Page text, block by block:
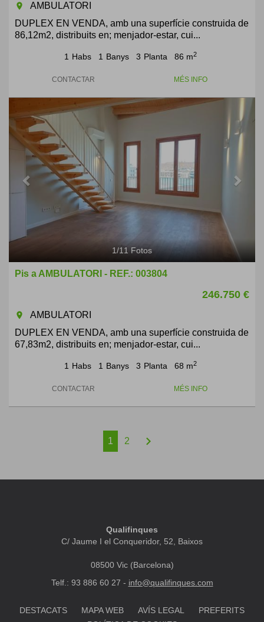
room
AMBULATORI
DUPLEX EN VENDA, amb una superfície construida de
86,12m2, distribuits en; menjador-estar, cui...
1 Habs 1 Banys 3 Planta 86 m2
CONTACTAR MÉS INFO
1/11 Fotos
Pis a AMBULATORI - REF.: 003804
246.750 €
room
AMBULATORI
DUPLEX EN VENDA, amb una superfície construida de
67,83m2, distribuits en; menjador-estar, cui...
1 Habs 1 Banys 3 Planta 68 m2
CONTACTAR MÉS INFO
1 2 chevron_right
Qualifinques
C/ Jaume I el Conqueridor, 52, Baixos
08500 Vic (Barcelona)
Telf.: 93 886 60 27 - info@qualifinques.com
DESTACATS MAPA WEB AVÍS LEGAL
PREFERITS